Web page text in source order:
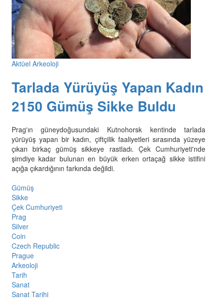
Aktüel Arkeoloji
Tarlada Yürüyüş Yapan Kadın
2150 Gümüş Sikke Buldu
Prag'ın güneydoğusundaki Kutnohorsk kentinde tarlada
yürüyüş yapan bir kadın, çiftçilik faaliyetleri sırasında yüzeye
çıkan birkaç gümüş sikkeye rastladı. Çek Cumhuriyeti'nde
şimdiye kadar bulunan en büyük erken ortaçağ sikke istifini
açığa çıkardığının farkında değildi.
Gümüş
Sikke
Çek Cumhuriyeti
Prag
Silver
Coin
Czech Republic
Prague
Arkeoloji
Tarih
Sanat
Sanat Tarihi